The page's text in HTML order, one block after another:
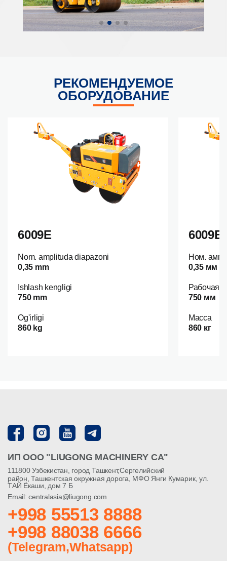
РЕКОМЕНДУЕМОЕ
ОБОРУДОВАНИЕ
6009E
Nom. amplituda diapazoni
0,35 mm
Ishlash kengligi
750 mm
Og'irligi
860 kg
6009E
Ном.
0,35 мм
Рабочая
750 мм
Масса
860 кг
ИП ООО "LIUGONG MACHINERY CA"
111800 Узбекистан, город Ташкент,Сергелийский
район, Ташкентская окружная дорога, МФО Янги Кумарик, ул.
ТАЙ Ёкаши, дом 7 Б
Email: centralasia@liugong.com
+998 55513 8888
+998 88038 6666
(Telegram,Whatsapp)